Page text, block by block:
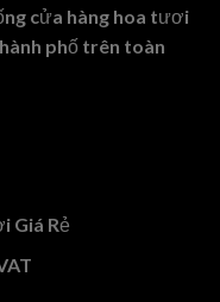
cửa hàng hoa tươi
phố trên toàn
Giá Rẻ